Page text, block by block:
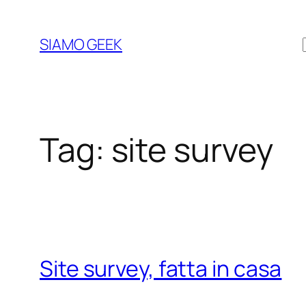
contenuto
SIAMO GEEK
Tag: site survey
Site survey, fatta in casa